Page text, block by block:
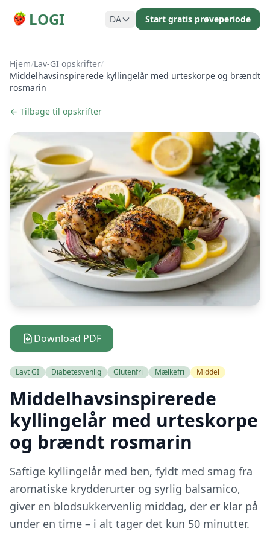
LOGI DA Start gratis prøveperiode
Hjem/Lav-GI opskrifter/
Middelhavsinspirerede kyllingelår med urteskorpe og brændt
rosmarin
← Tilbage til opskrifter
Download PDF
Lavt GI Diabetesvenlig Glutenfri Mælkefri Middel
Middelhavsinspirerede
kyllingelår med urteskorpe
og brændt rosmarin
Saftige kyllingelår med ben, fyldt med smag fra
aromatiske krydderurter og syrlig balsamico,
giver en blodsukkervenlig middag, der er klar på
under en time – i alt tager det kun 50 minutter.